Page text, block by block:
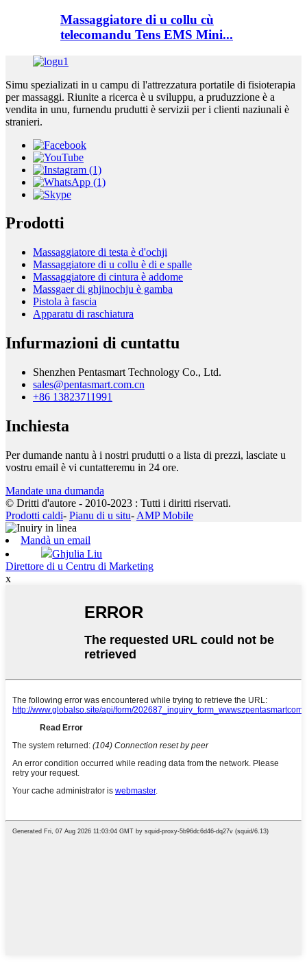
Massaggiatore di u collu cù
telecomandu Tens EMS Mini...
Simu spezializati in u campu di l'attrezzatura portatile di fisioterapia
per massaggi. Riunite a ricerca è u sviluppu, a pruduzzione è a
vendita in unu, furnendu prudutti è servizii per i clienti naziunali è
stranieri.
Prodotti
Massaggiatore di testa è d'ochji
Massaggiatore di u collu è di e spalle
Massaggiatore di cintura è addome
Massgaer di ghjinochju è gamba
Pistola à fascia
Apparatu di raschiatura
Infurmazioni di cuntattu
Shenzhen Pentasmart Technology Co., Ltd.
sales@pentasmart.com.cn
+86 13823711991
Inchiesta
Per dumande nantu à i nostri prudutti o a lista di prezzi, lasciate u
vostru email è vi cuntatteremu in 24 ore.
Mandate una dumanda
© Dritti d'autore - 2010-2023 : Tutti i diritti riservati.
Prodotti caldi- Pianu di u situ- AMP Mobile
Mandà un email
Ghjulia Liu
Direttore di u Centru di Marketing
x